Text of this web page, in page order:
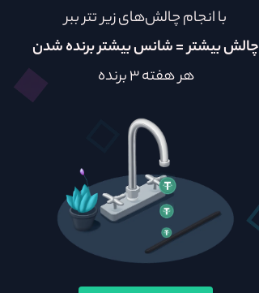
با انجام چالش‌های زیر تتر ببر
چالش بیشتر = شانس بیشتر برنده شدن
هر هفته 3 برنده